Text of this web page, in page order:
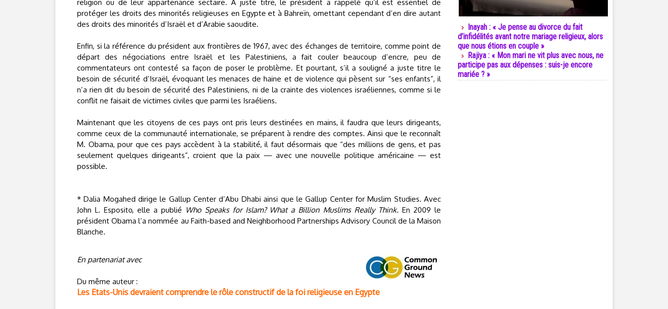
religion ou de leur appartenance sectaire. A juste titre, le président a rappelé qu’il est essentiel de
protéger les droits des minorités religieuses en Egypte et à Bahreïn, omettant cependant d’en dire autant
des droits des minorités d’Israël et d’Arabie saoudite.
Enfin, si la référence du président aux frontières de 1967, avec des échanges de territoire, comme point de
départ des négociations entre Israël et les Palestiniens, a fait couler beaucoup d’encre, peu de
commentateurs ont contesté sa façon de poser le problème. Et pourtant, s’il a souligné a juste titre le
besoin de sécurité d’Israël, évoquant les menaces de haine et de violence qui pèsent sur “ses enfants”, il
n’a rien dit du besoin de sécurité des Palestiniens, ni de la crainte des violences israéliennes, comme si le
conflit ne faisait de victimes civiles que parmi les Israéliens.
Maintenant que les citoyens de ces pays ont pris leurs destinées en mains, il faudra que leurs dirigeants,
comme ceux de la communauté internationale, se préparent à rendre des comptes. Ainsi que le reconnaît
M. Obama, pour que ces pays accèdent à la stabilité, il faut désormais que “des millions de gens, et pas
seulement quelques dirigeants”, croient que la paix — avec une nouvelle politique américaine — est
possible.
* Dalia Mogahed dirige le Gallup Center d’Abu Dhabi ainsi que le Gallup Center for Muslim Studies. Avec
John L. Esposito, elle a publié Who Speaks for Islam? What a Billion Muslims Really Think. En 2009 le
président Obama l’a nommée au Faith-based and Neighborhood Partnerships Advisory Council de la Maison
Blanche.
En partenariat avec
Du même auteur :
Les Etats-Unis devraient comprendre le rôle constructif de la foi religieuse en Egypte
Inayah : « Je pense au divorce du fait
d’infidélités avant notre mariage religieux, alors
que nous étions en couple »
Rajiya : « Mon mari ne vit plus avec nous, ne
participe pas aux dépenses : suis-je encore
mariée ? »